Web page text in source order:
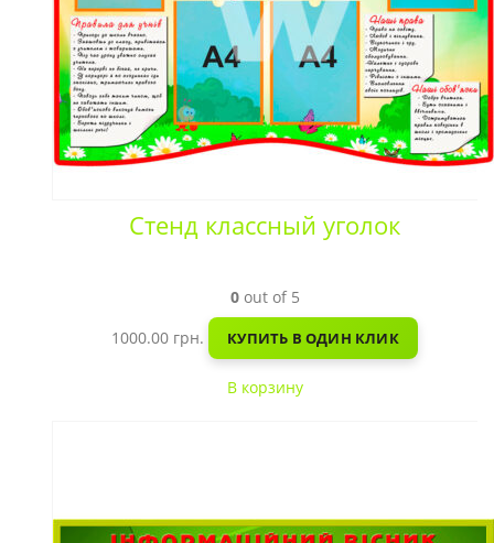
Стенд классный уголок
0out of 5
1000.00 грн. КУПИТЬ В ОДИН КЛИК
В корзину